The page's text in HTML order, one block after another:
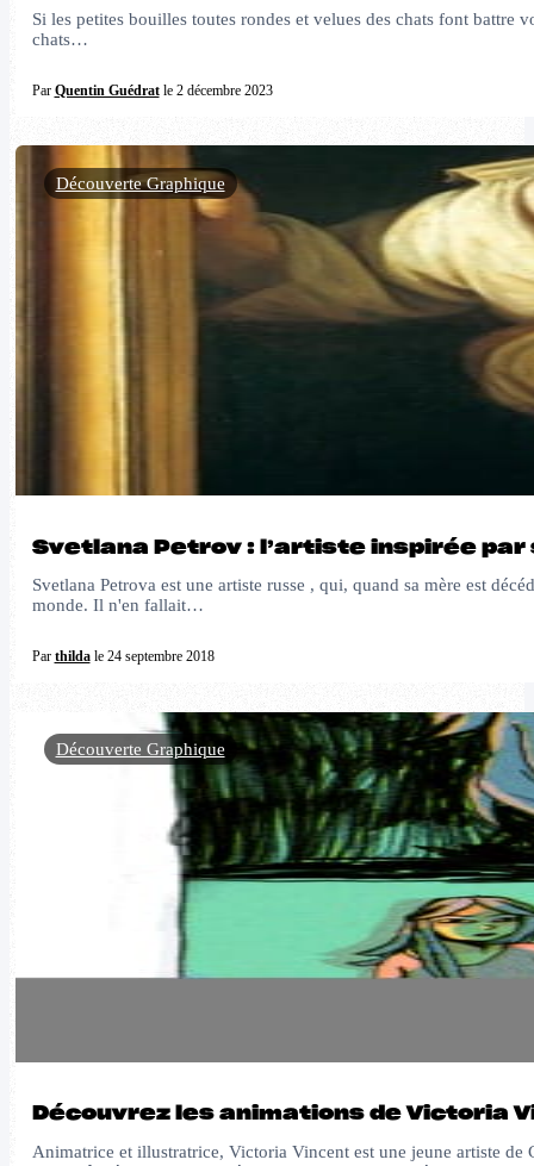
Si les petites bouilles toutes rondes et velues des chats font
chats…
Par Quentin Guédratle 2 décembre 2023
Svetlana Petrov : l’artiste inspirée
Svetlana Petrova est une artiste russe , qui, quand sa mère est
monde. Il n'en fallait…
Par thildale 24 septembre 2018
Découverte Graphique
Découvrez les animations de Victoria
Animatrice et illustratrice, Victoria Vincent est une jeune artiste
Découverte Graphique